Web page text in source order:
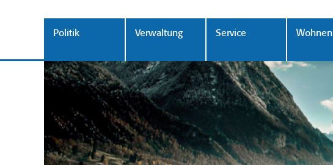
Politik Verwaltung Service Wohnen